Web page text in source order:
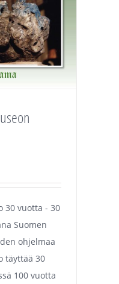
30 vuotta - 30
Suomen
ohjelmaa
täyttää 30
100 vuotta